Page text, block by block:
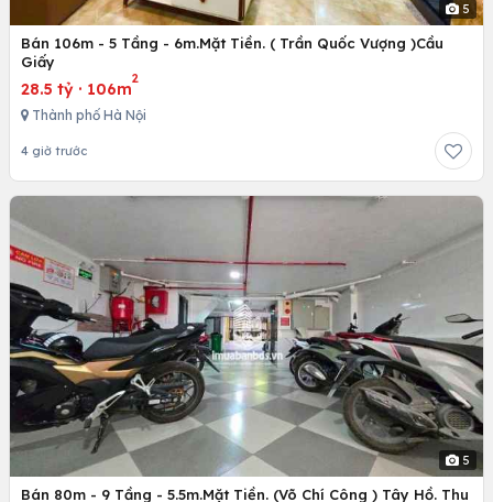
5
Bán 106m - 5 Tầng - 6m.Mặt Tiền. ( Trần Quốc Vượng )Cầu
Giấy
28.5 tỷ · 106m
2
Thành phố Hà Nội
4 giờ trước
5
Bán 80m - 9 Tầng - 5.5m.Mặt Tiền. (Võ Chí Công ) Tây Hồ. Thu